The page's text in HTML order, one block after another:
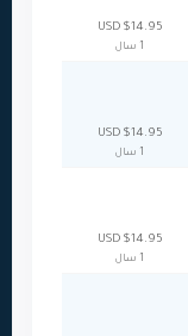
$14.95 USD
1 سال
$14.95 USD
1 سال
$14.95 USD
1 سال